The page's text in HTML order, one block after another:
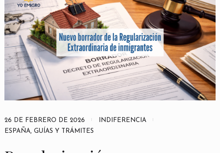
26 DE FEBRERO DE 2026
INDIFERENCIA
ESPAÑA, GUÍAS Y TRÁMITES